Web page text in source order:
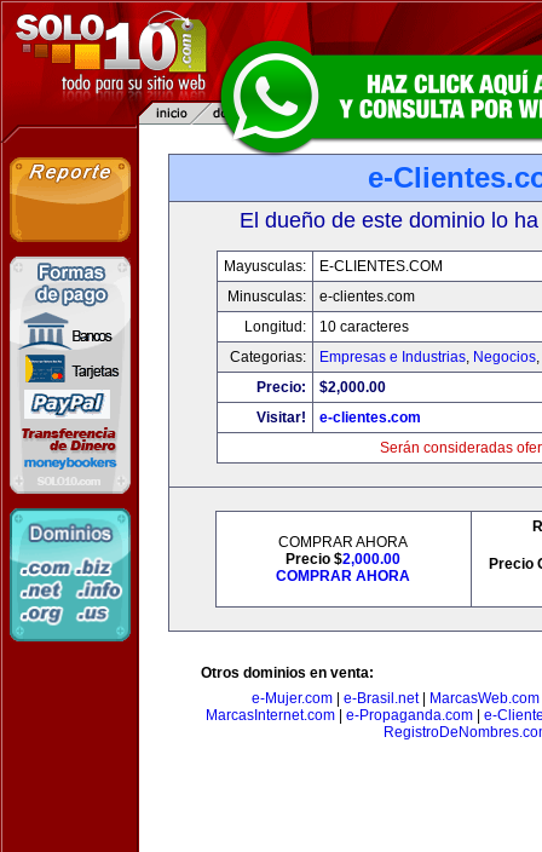
e-
El dueño de este dominio lo
Mayusculas:
E-CLIENTES.COM
Minusculas:
e-clientes.com
Longitud:
10 caracteres
Categorias:
Empresas e Industrias, Negocios,
Precio:
$2,000.00
Visitar!
e-clientes.com
Serán consideradas
COMPRAR AHORA
Precio $2,000.00
COMPRAR AHORA
Precio
Otros dominios en venta:
e-Mujer.com| e-Brasil.net| MarcasWeb.com
MarcasInternet.com| e-Propaganda.com| e-